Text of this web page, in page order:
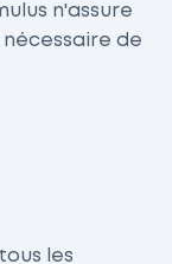
n'assure
de
les